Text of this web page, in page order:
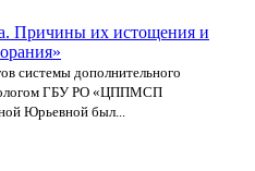
системы дополнительного
ГБУ РО «ЦППМСП
Юрьевной был...